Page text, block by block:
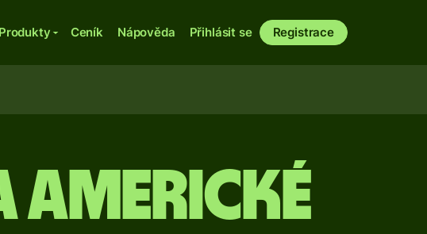
Produkty Ceník Nápověda Přihlásit se Registrace
americké